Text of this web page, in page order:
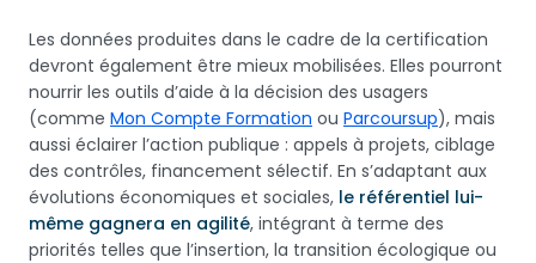
Les données produites dans le cadre de la certification
devront également être mieux mobilisées. Elles pourront
nourrir les outils d’aide à la décision des usagers
(comme Mon Compte Formation ou Parcoursup), mais
aussi éclairer l’action publique : appels à projets, ciblage
des contrôles, financement sélectif. En s’adaptant aux
évolutions économiques et sociales, le référentiel lui-
même gagnera en agilité, intégrant à terme des
priorités telles que l’insertion, la transition écologique ou